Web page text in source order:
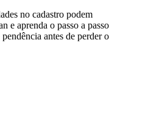
no cadastro podem
e aprenda o passo a passo
antes de perder o